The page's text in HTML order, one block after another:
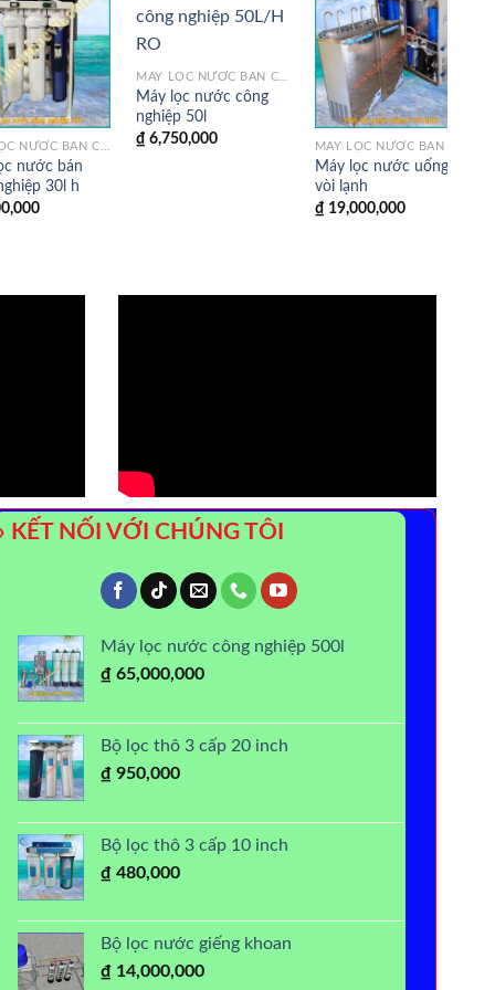
MÁY LỌC NƯỚC BÁN CÔNG NGHIỆP
nước bán
30l h
MÁY LỌC NƯỚC BÁN CÔNG NGHIỆP
Máy lọc nước công
nghiệp 50l
₫ 6,750,000
Máy lọc nước uống 6
vòi lạnh
₫ 19,000,000
KẾT NỐI VỚI CHÚNG TÔI
Máy lọc nước công nghiệp 500l
₫ 65,000,000
Bộ lọc thô 3 cấp 20 inch
₫ 950,000
Bộ lọc thô 3 cấp 10 inch
₫ 480,000
Bộ lọc nước giếng khoan
₫ 14,000,000